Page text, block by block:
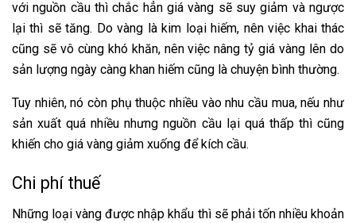
với nguồn cầu thì chắc hẳn giá vàng sẽ suy giảm và ngược
lại thì sẽ tăng. Do vàng là kim loại hiếm, nên việc khai thác
cũng sẽ vô cùng khó khăn, nên việc nâng tỷ giá vàng lên do
sản lượng ngày càng khan hiếm cũng là chuyện bình thường.
Tuy nhiên, nó còn phụ thuộc nhiều vào nhu cầu mua, nếu như
sản xuất quá nhiều nhưng nguồn cầu lại quá thấp thì cũng
khiến cho giá vàng giảm xuống để kích cầu.
Chi phí thuế
Những loại vàng được nhập khẩu thì sẽ phải tốn nhiều khoản